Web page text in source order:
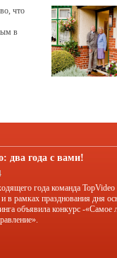
что
в
два года с вами!
года команда TopVideo
и в рамках празднования дня
объявила конкурс -«Самое